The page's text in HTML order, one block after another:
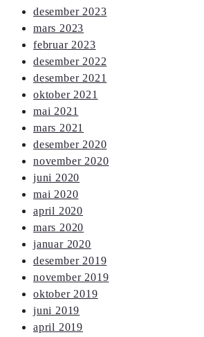
desember 2023
mars 2023
februar 2023
desember 2022
desember 2021
oktober 2021
mai 2021
mars 2021
desember 2020
november 2020
juni 2020
mai 2020
april 2020
mars 2020
januar 2020
desember 2019
november 2019
oktober 2019
juni 2019
april 2019